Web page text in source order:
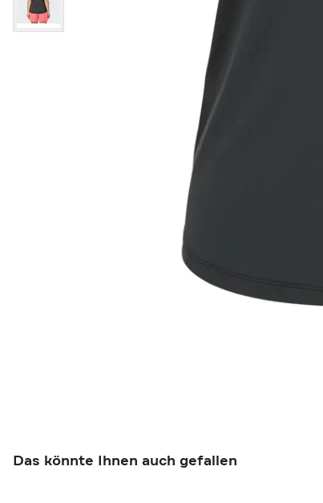
Das könnte Ihnen auch gefallen